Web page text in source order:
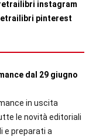
dal 29 giugno
in uscita
le novità editoriali
e preparati a